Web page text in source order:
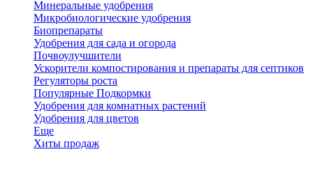
Минеральные удобрения
Микробиологические удобрения
Биопрепараты
Удобрения для сада и огорода
Почвоулучшители
Ускорители компостирования и препараты для септиков
Регуляторы роста
Популярные Подкормки
Удобрения для комнатных растений
Удобрения для цветов
Еще
Хиты продаж